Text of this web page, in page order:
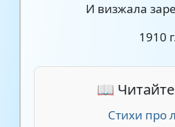
И визжала
1910
📖
Стихи про